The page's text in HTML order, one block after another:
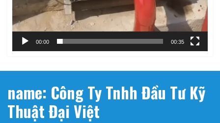
00:00 00:35
name: Công Ty Tnhh Đầu Tư Kỹ
Thuật Đại Việt